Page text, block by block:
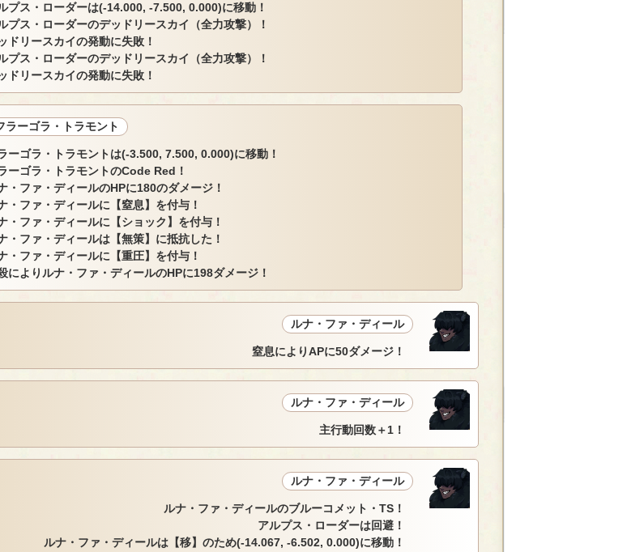
プス・ローダーは(-14.000, -7.500, 0.000)に移動！
プス・ローダーのデッドリースカイ（全力攻撃）！
ドリースカイの発動に失敗！
プス・ローダーのデッドリースカイ（全力攻撃）！
ドリースカイの発動に失敗！
ラーゴラ・トラモント
ーゴラ・トラモントは(-3.500, 7.500, 0.000)に移動！
ーゴラ・トラモントのCode Red！
・ファ・ディールのHPに180のダメージ！
・ファ・ディールに【窒息】を付与！
・ファ・ディールに【ショック】を付与！
・ファ・ディールは【無策】に抵抗した！
・ファ・ディールに【重圧】を付与！
によりルナ・ファ・ディールのHPに198ダメージ！
ルナ・ファ・ディール
窒息によりAPに50ダメージ！
ルナ・ファ・ディール
主行動回数＋1！
ルナ・ファ・ディール
ルナ・ファ・ディールのブルーコメット・TS！
アルプス・ローダーは回避！
ルナ・ファ・ディールは【移】のため(-14.067, -6.502, 0.000)に移動！